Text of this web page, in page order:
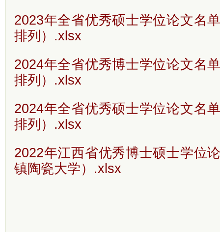
2023年全省优秀硕士学位论文名
排列）.xlsx
2024年全省优秀博士学位论文名
排列）.xlsx
2024年全省优秀硕士学位论文名
排列）.xlsx
2022年江西省优秀博士硕士学位
镇陶瓷大学）.xlsx